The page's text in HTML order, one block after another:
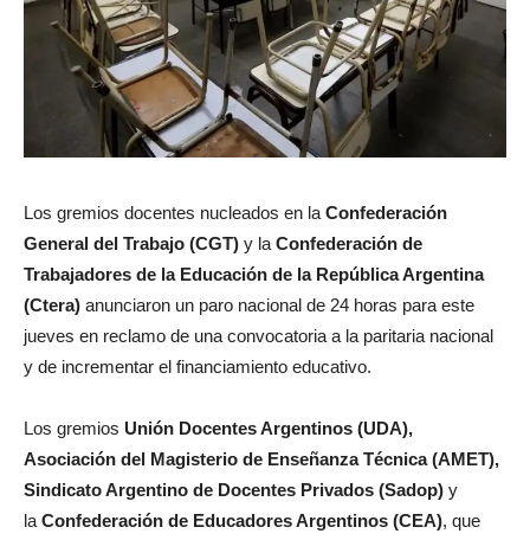
Los gremios docentes nucleados en laConfederación
General del Trabajo (CGT) y laConfederación de
Trabajadores de la Educación de la República Argentina
(Ctera) anunciaron un paro nacional de 24 horas para este
jueves en reclamo de una convocatoria a la paritaria nacional
y de incrementar el financiamiento educativo.
Los gremios Unión Docentes Argentinos (UDA),
Asociación del Magisterio de Enseñanza Técnica (AMET),
Sindicato Argentino de Docentes Privados (Sadop) y
laConfederación de Educadores Argentinos (CEA), que